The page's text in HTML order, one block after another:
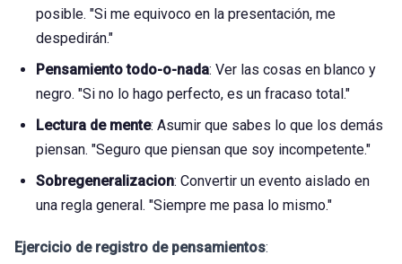
posible. "Si me equivoco en la presentación, me
despedirán."
Pensamiento todo-o-nada: Ver las cosas en blanco y
negro. "Si no lo hago perfecto, es un fracaso total."
Lectura de mente: Asumir que sabes lo que los demás
piensan. "Seguro que piensan que soy incompetente."
Sobregeneralizacion: Convertir un evento aislado en
una regla general. "Siempre me pasa lo mismo."
Ejercicio de registro de pensamientos: